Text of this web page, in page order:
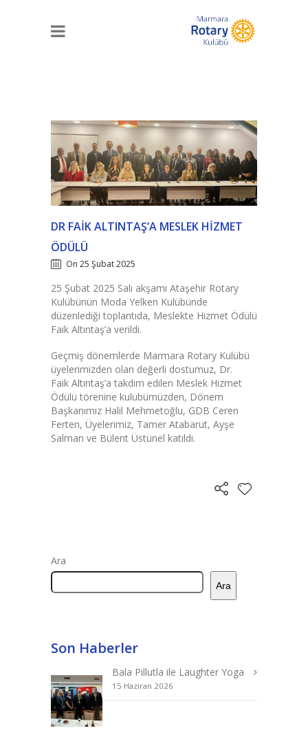
DR FAIK ALTINTAŞ’A MESLEK HIZMET
ÖDÜLÜ
On 25 Şubat 2025
25 Şubat 2025 Salı akşamı Ataşehir Rotary
Kulübünün Moda Yelken Kulübünde
düzenlediği toplantıda, Meslekte Hizmet Ödülü
Faik Altıntaş’a verildi.
Geçmiş dönemlerde Marmara Rotary Kulübü
üyelerimizden olan değerli dostumuz, Dr.
Faik Altıntaş’a takdim edilen Meslek Hizmet
Ödülü törenine kulübümüzden, Dönem
Başkanımız Halil Mehmetoğlu, GDB Ceren
Ferten, Üyelerimiz, Tamer Atabarut, Ayşe
Salman ve Bülent Üstünel katıldı.
Ara
Ara
Son Haberler
Bala Pillutla ile Laughter Yoga
15 Haziran 2026